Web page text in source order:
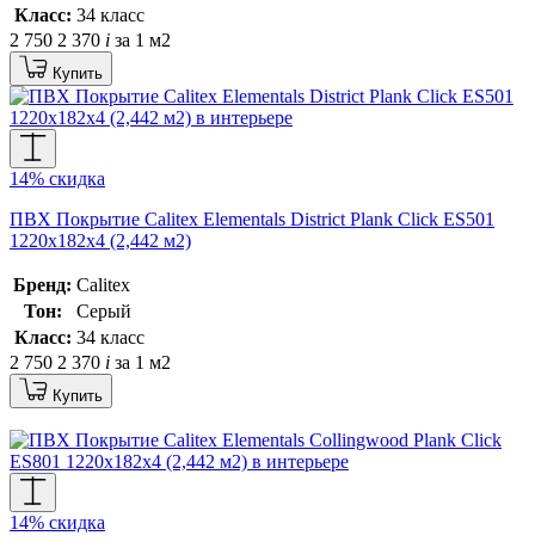
Класс: 34 класс
2 750 2 370 i за 1 м2
Купить
14% скидка
ПВХ Покрытие Calitex Elementals District Plank Click ES501
1220x182x4 (2,442 м2)
Бренд: Calitex
Тон:
Серый
Класс: 34 класс
2 750 2 370 i за 1 м2
Купить
14% скидка